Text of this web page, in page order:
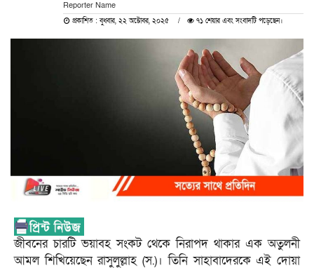
Reporter Name
প্রকাশিত : বুধবার, ২২ অক্টোবর, ২০২৫ ৭১ শেয়ার এবং সংবাদটি পড়েছেন।
জীবনের চারটি ভয়াবহ সংকট থেকে নিরাপদ থাকার এক অতুলনী
আমল শিখিয়েছেন রাসুলুল্লাহ (স.)। তিনি সাহাবাদেরকে এই দোয়া